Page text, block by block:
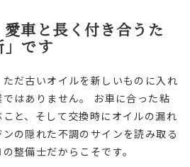
車と長く付き合うた
」です
だ古いオイルを新しいものに入れ
はありません。 お車に合った粘
と、そして交換時にオイルの漏れ
の隠れた不調のサインを読み取る
整備士だからこそです。